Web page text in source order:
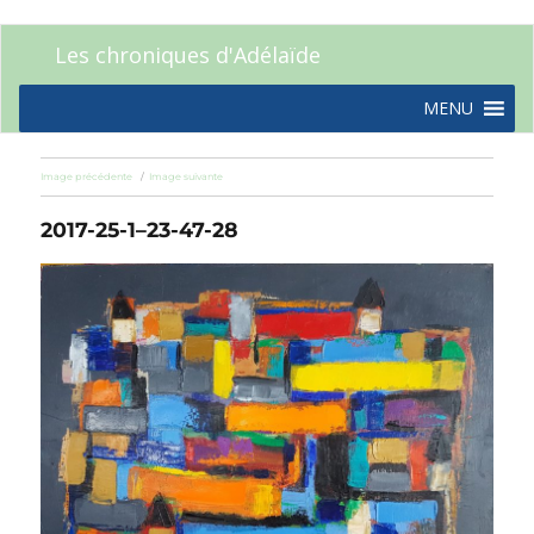
Les chroniques d'Adélaïde
MENU
Image précédente Image suivante
2017-25-1–23-47-28